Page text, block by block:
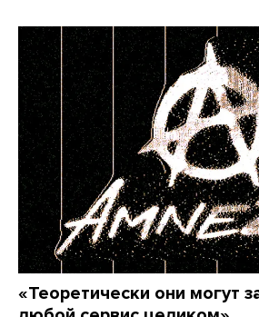
«Теоретически они могут